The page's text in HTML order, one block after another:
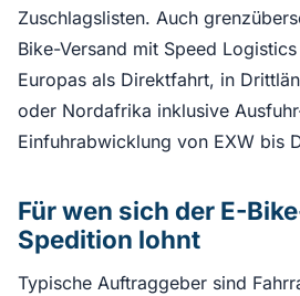
Zuschlagslisten. Auch
Bike-Versand mit Speed
Europas als Direktfahrt, in
oder Nordafrika inklusive
Einfuhrabwicklung von EXW bis
Für wen sich der E-
Spedition lohnt
Typische Auftraggeber sind